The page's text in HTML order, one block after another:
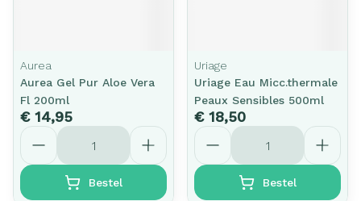
Aurea
Aurea Gel Pur Aloe Vera
Fl 200ml
€ 14,95
Aantal
Bestel
Uriage
Uriage Eau Micc.thermale
Peaux Sensibles 500ml
€ 18,50
Aantal
Bestel